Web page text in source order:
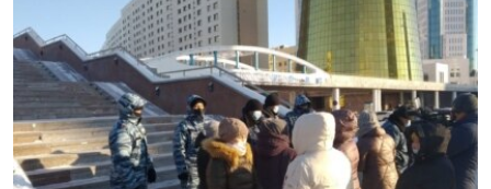
Русский
ЖАЗЫЛЫҢЫЗ